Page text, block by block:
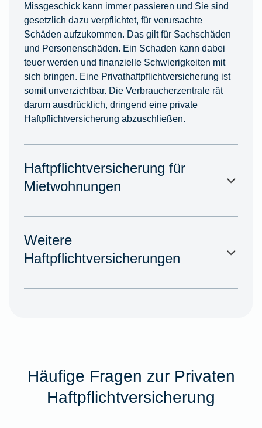
Missgeschick kann immer passieren und Sie sind
gesetzlich dazu verpflichtet, für verursachte
Schäden aufzukommen. Das gilt für Sachschäden
und Personenschäden. Ein Schaden kann dabei
teuer werden und finanzielle Schwierigkeiten mit
sich bringen. Eine Privathaftpflichtversicherung ist
somit unverzichtbar. Die Verbraucherzentrale rät
darum ausdrücklich, dringend eine private
Haftpflichtversicherung abzuschließen.
Haftpflichtversicherung für
Mietwohnungen
Weitere
Haftpflichtversicherungen
Häufige Fragen zur Privaten
Haftpflichtversicherung